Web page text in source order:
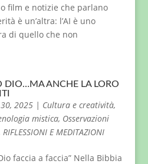
film e notizie che parlano
è un’altra: l’AI è uno
di quello che non
DIO…MA ANCHE LA LORO
2025| Cultura e creatività,
mistica, Osservazioni
RIFLESSIONI E MEDITAZIONI
faccia a faccia” Nella Bibbia